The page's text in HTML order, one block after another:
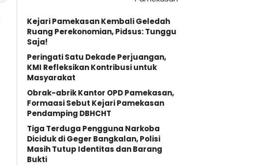
Kejari Pamekasan Kembali Geledah
Ruang Perekonomian, Pidsus: Tunggu
Saja!
Peringati Satu Dekade Perjuangan,
KMI Refleksikan Kontribusi untuk
Masyarakat
Obrak-abrik Kantor OPD Pamekasan,
Formaasi Sebut Kejari Pamekasan
Pendamping DBHCHT
Tiga Terduga Pengguna Narkoba
Diciduk di Geger Bangkalan, Polisi
Masih Tutup Identitas dan Barang
Bukti